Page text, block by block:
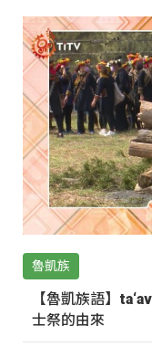
魯凱族
【魯凱族語】
士祭的由來